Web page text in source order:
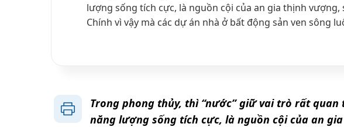
lượng sống tích cực, là nguồn cội của an gia thịnh vượng,
Chính vì vậy mà các dự án nhà ở bất động sản ven sông
Trong phong thủy, thì “nước” giữ vai trò rất
năng lượng sống tích cực, là nguồn cội của an